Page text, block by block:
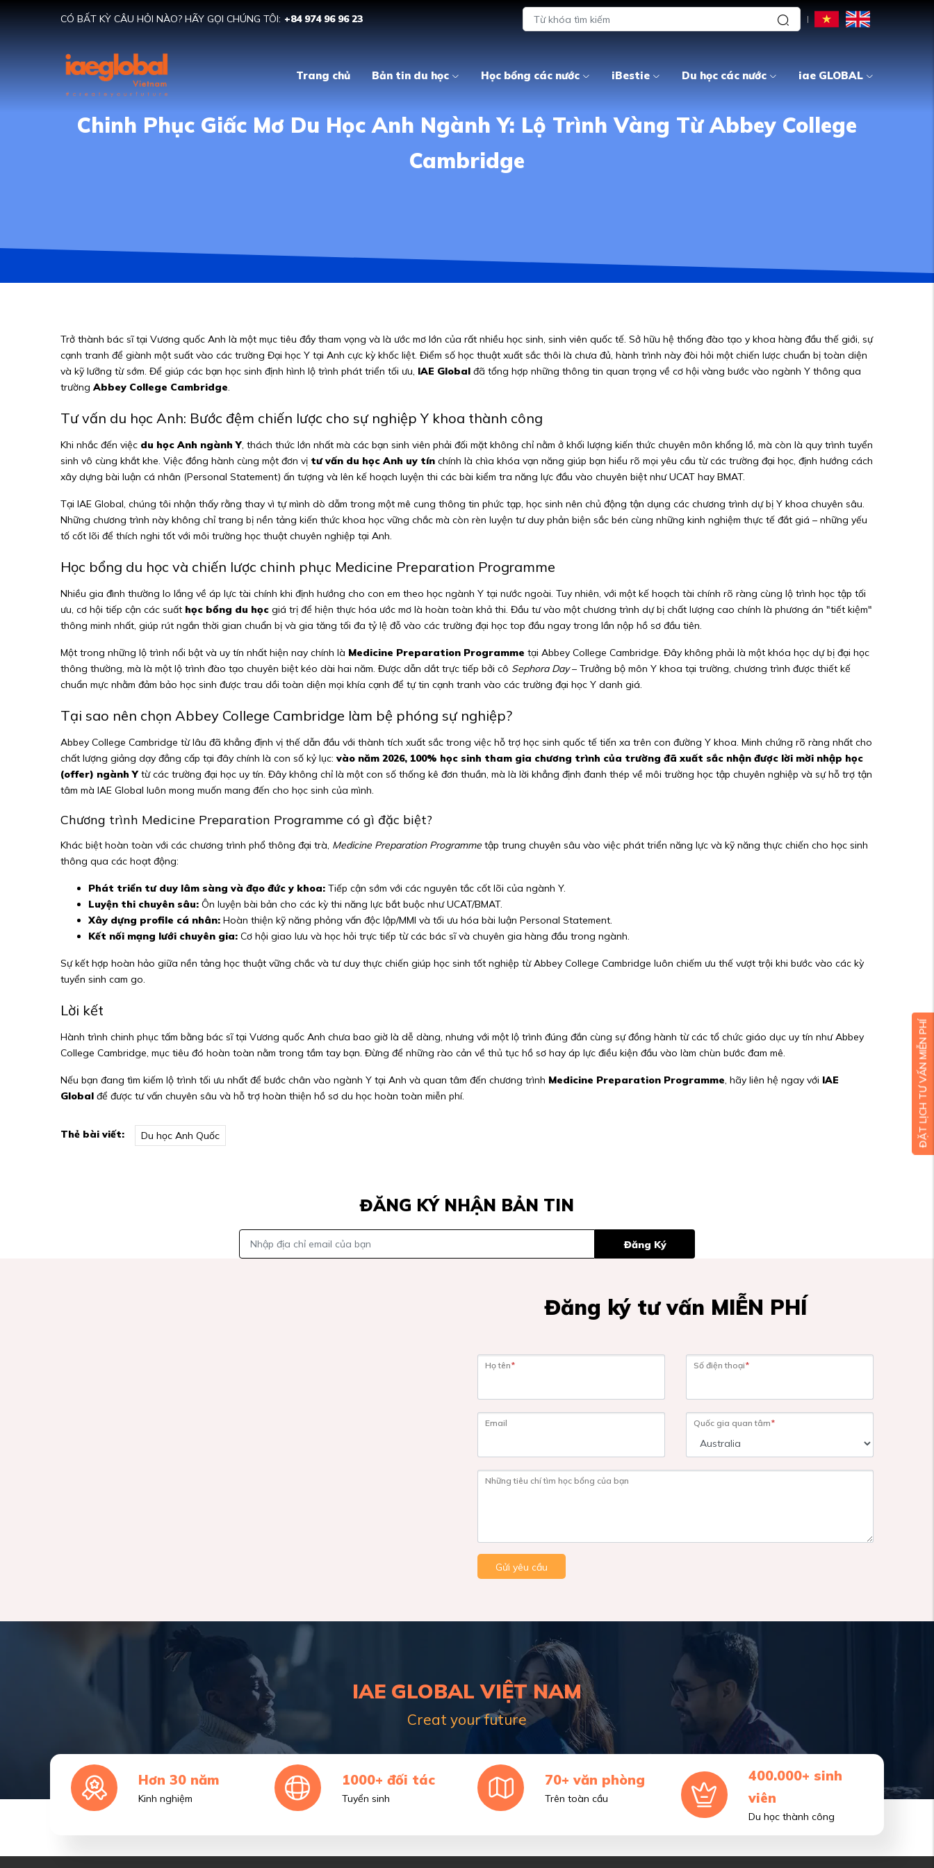
CÓ BẤT KỲ CÂU HỎI NÀO? HÃY GỌI CHÚNG TÔI: +84 974 96 96 23
Trang chủ Bản tin du học Học bổng các nước iBestie Du học các nước iae GLOBAL
Chinh Phục Giấc Mơ Du Học Anh Ngành Y: Lộ Trình Vàng Từ Abbey College
Cambridge
Trở thành bác sĩ tại Vương quốc Anh là một mục tiêu đầy tham vọng và là ước mơ lớn của rất nhiều học sinh, sinh viên quốc tế. Sở hữu hệ thống đào tạo y khoa hàng đầu thế giới, sự
cạnh tranh để giành một suất vào các trường Đại học Y tại Anh cực kỳ khốc liệt. Điểm số học thuật xuất sắc thôi là chưa đủ, hành trình này đòi hỏi một chiến lược chuẩn bị toàn diện
và kỹ lưỡng từ sớm. Để giúp các bạn học sinh định hình lộ trình phát triển tối ưu, IAE Global đã tổng hợp những thông tin quan trọng về cơ hội vàng bước vào ngành Y thông qua
trườngAbbey College Cambridge.
Tư vấn du học Anh: Bước đệm chiến lược cho sự nghiệp Y khoa thành công
Khi nhắc đến việc du học Anh ngành Y, thách thức lớn nhất mà các bạn sinh viên phải đối mặt không chỉ nằm ở khối lượng kiến thức chuyên môn khổng lồ, mà còn là quy trình tuyển
sinh vô cùng khắt khe. Việc đồng hành cùng một đơn vị tư vấn du học Anh uy tín chính là chìa khóa vạn năng giúp bạn hiểu rõ mọi yêu cầu từ các trường đại học, định hướng cách
xây dựng bài luận cá nhân (Personal Statement) ấn tượng và lên kế hoạch luyện thi các bài kiểm tra năng lực đầu vào chuyên biệt như UCAT hay BMAT.
Tại IAE Global, chúng tôi nhận thấy rằng thay vì tự mình dò dẫm trong một mê cung thông tin phức tạp, học sinh nên chủ động tận dụng các chương trình dự bị Y khoa chuyên sâu.
Những chương trình này không chỉ trang bị nền tảng kiến thức khoa học vững chắc mà còn rèn luyện tư duy phản biện sắc bén cùng những kinh nghiệm thực tế đắt giá – những yếu
tố cốt lõi để thích nghi tốt với môi trường học thuật chuyên nghiệp tại Anh.
Học bổng du học và chiến lược chinh phục Medicine Preparation Programme
Nhiều gia đình thường lo lắng về áp lực tài chính khi định hướng cho con em theo học ngành Y tại nước ngoài. Tuy nhiên, với một kế hoạch tài chính rõ ràng cùng lộ trình học tập tối
ưu, cơ hội tiếp cận các suất học bổng du học giá trị để hiện thực hóa ước mơ là hoàn toàn khả thi. Đầu tư vào một chương trình dự bị chất lượng cao chính là phương án "tiết kiệm"
thông minh nhất, giúp rút ngắn thời gian chuẩn bị và gia tăng tối đa tỷ lệ đỗ vào các trường đại học top đầu ngay trong lần nộp hồ sơ đầu tiên.
Một trong những lộ trình nổi bật và uy tín nhất hiện nay chính là Medicine Preparation Programme tại Abbey College Cambridge. Đây không phải là một khóa học dự bị đại học
thông thường, mà là một lộ trình đào tạo chuyên biệt kéo dài hai năm. Được dẫn dắt trực tiếp bởi cô Sephora Day– Trưởng bộ môn Y khoa tại trường, chương trình được thiết kế
chuẩn mực nhằm đảm bảo học sinh được trau dồi toàn diện mọi khía cạnh để tự tin cạnh tranh vào các trường đại học Y danh giá.
Tại sao nên chọn Abbey College Cambridge làm bệ phóng sự nghiệp?
Abbey College Cambridge từ lâu đã khẳng định vị thế dẫn đầu với thành tích xuất sắc trong việc hỗ trợ học sinh quốc tế tiến xa trên con đường Y khoa. Minh chứng rõ ràng nhất cho
chất lượng giảng dạy đẳng cấp tại đây chính là con số kỷ lục: vào năm 2026, 100% học sinh tham gia chương trình của trường đã xuất sắc nhận được lời mời nhập học
(offer) ngành Ytừ các trường đại học uy tín. Đây không chỉ là một con số thống kê đơn thuần, mà là lời khẳng định đanh thép về môi trường học tập chuyên nghiệp và sự hỗ trợ tận
tâm mà IAE Global luôn mong muốn mang đến cho học sinh của mình.
Chương trình Medicine Preparation Programme có gì đặc biệt?
Khác biệt hoàn toàn với các chương trình phổ thông đại trà, Medicine Preparation Programme tập trung chuyên sâu vào việc phát triển năng lực và kỹ năng thực chiến cho học sinh
thông qua các hoạt động:
Phát triển tư duy lâm sàng và đạo đức y khoa: Tiếp cận sớm với các nguyên tắc cốt lõi của ngành Y.
Luyện thi chuyên sâu: Ôn luyện bài bản cho các kỳ thi năng lực bắt buộc như UCAT/BMAT.
Xây dựng profile cá nhân: Hoàn thiện kỹ năng phỏng vấn độc lập/MMI và tối ưu hóa bài luận Personal Statement.
Kết nối mạng lưới chuyên gia: Cơ hội giao lưu và học hỏi trực tiếp từ các bác sĩ và chuyên gia hàng đầu trong ngành.
Sự kết hợp hoàn hảo giữa nền tảng học thuật vững chắc và tư duy thực chiến giúp học sinh tốt nghiệp từ Abbey College Cambridge luôn chiếm ưu thế vượt trội khi bước vào các kỳ
tuyển sinh cam go.
Lời kết
Hành trình chinh phục tấm bằng bác sĩ tại Vương quốc Anh chưa bao giờ là dễ dàng, nhưng với một lộ trình đúng đắn cùng sự đồng hành từ các tổ chức giáo dục uy tín như Abbey
College Cambridge, mục tiêu đó hoàn toàn nằm trong tầm tay bạn. Đừng để những rào cản về thủ tục hồ sơ hay áp lực điều kiện đầu vào làm chùn bước đam mê.
Nếu bạn đang tìm kiếm lộ trình tối ưu nhất để bước chân vào ngành Y tại Anh và quan tâm đến chương trình Medicine Preparation Programme, hãy liên hệ ngay với IAE
Global để được tư vấn chuyên sâu và hỗ trợ hoàn thiện hồ sơ du học hoàn toàn miễn phí.
Thẻ bài viết: Du học Anh Quốc
ĐĂNG KÝ NHẬN BẢN TIN
Đăng Ký
Đăng ký tư vấn MIỄN PHÍ
Họ tên* Số điện thoại*
Email Quốc gia quan tâm*
Những tiêu chí tìm học bổng của bạn
Gửi yêu cầu
IAE GLOBAL VIỆT NAM
Creat your future
Hơn 30 năm
Kinh nghiệm
1000+ đối tác
Tuyển sinh
70+ văn phòng
Trên toàn cầu
400.000+ sinh
viên
Du học thành công
ĐẶT LỊCH TƯ VẤN MIỄN PHÍ